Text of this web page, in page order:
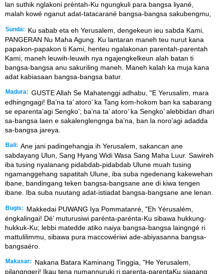
lan suthik nglakoni préntah-Ku ngungkuli para bangsa liyané,
malah kowé nganut adat-tatacarané bangsa-bangsa sakubengmu,
Sunda:
Ku sabab eta eh Yerusalem, dengekeun ieu sabda Kami,
PANGERAN Nu Maha Agung. Ku lantaran maneh teu nurut kana
papakon-papakon ti Kami, henteu ngalakonan parentah-parentah
Kami, maneh leuwih-leuwih nya ngajengkelkeun alah batan ti
bangsa-bangsa anu sakuriling maneh. Maneh kalah ka muja kana
adat kabiasaan bangsa-bangsa batur.
Madura: GUSTE Allah Se Mahatenggi adhabu, "E Yerusalim, mara
edhingngagi! Ba’na ta’ atoro’ ka Tang kom-hokom ban ka sabarang
se eparenta’agi Sengko’; ba’na ta’ atoro’ ka Sengko’ alebbidan dhari
sa-bangsa laen e sakalenglengnga ba’na, ban la noro’agi adadda
sa-bangsa jareya.
Bali: Ane jani padingehangja ih Yerusalem, sakancan ane
sabdayang Ulun, Sang Hyang Widi Wasa Sang Maha Luur. Sawireh
iba tusing nyalanang pidabdab-pidabdab Ulune muah tusing
ngamanggehang sapatitah Ulune, iba suba ngedenang kakewehan
ibane, bandingang teken bangsa-bangsane ane di kiwa tengen
ibane. Iba suba nuutang adat-istiadat bangsa-bangsane ane lenan.
Bugis:
Makkedai PUWANG Iya Pommatanré, "Eh Yérusalém,
éngkalingai! Dé’ muturusiwi parénta-parénta-Ku sibawa hukkung-
hukkuk-Ku; lebbi matedde atiko naiya bangsa-bangsa laingngé ri
mattulilimmu, sibawa pura maccowériwi ade-abiyasanna bangsa-
bangsaéro.
Makasar:
Nakana Batara Kaminang Tinggia, "He Yerusalem,
pilangngeri! Ikau tena numannuruki ri parenta-parentaKu siagang